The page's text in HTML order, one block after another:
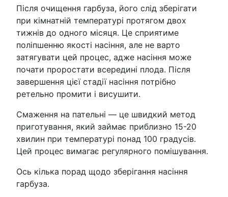
Після очищення гарбуза, його слід зберігати
при кімнатній температурі протягом двох
тижнів до одного місяця. Це сприятиме
поліпшенню якості насіння, але не варто
затягувати цей процес, адже насіння може
почати проростати всередині плода. Після
завершення цієї стадії насіння потрібно
ретельно промити і висушити.
Смаження на пательні — це швидкий метод
приготування, який займає приблизно 15-20
хвилин при температурі понад 100 градусів.
Цей процес вимагає регулярного помішування.
Ось кілька порад щодо зберігання насіння
гарбуза.